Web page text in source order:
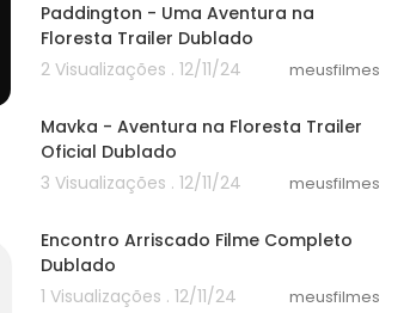
Paddington - Uma Aventura na
Floresta Trailer Dublado
2 Visualizações . 12/11/24
meusfilmes
Mavka - Aventura na Floresta Trailer
Oficial Dublado
3 Visualizações . 12/11/24
meusfilmes
Encontro Arriscado Filme Completo
Dublado
1 Visualizações . 12/11/24
meusfilmes